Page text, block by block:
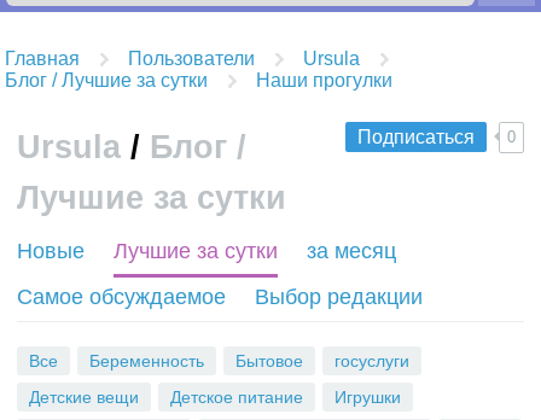
Главная Пользователи
Ursula
Блог / Лучшие за сутки
Наши прогулки
Подписаться 0
Ursula / Блог /
Лучшие за сутки
S
S
Новые Лучшие за сутки
за месяц
Самое обсуждаемое
Выбор редакции
Все Беременность Бытовое
госуслуги
Детские вещи
Детское питание
Игрушки